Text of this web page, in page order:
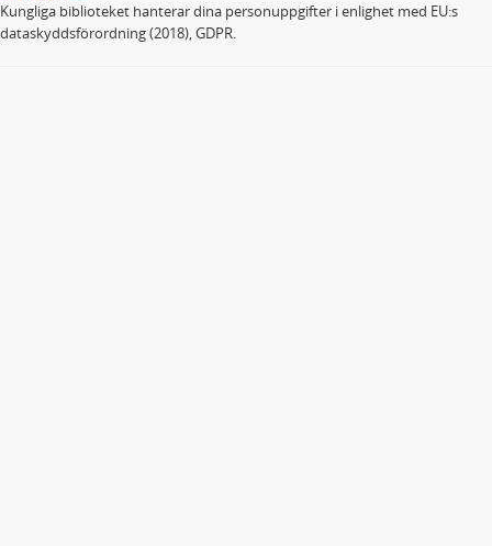
Kungliga biblioteket hanterar dina personuppgifter i enlighet med EU:s
dataskyddsförordning (2018), GDPR.